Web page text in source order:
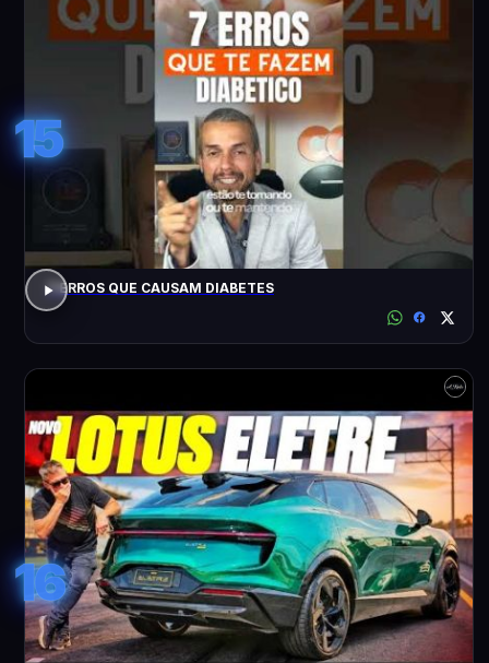
15
7 ERROS QUE CAUSAM DIABETES
16